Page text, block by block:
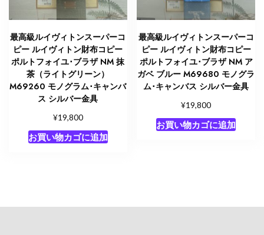
最高級ルイヴィトンスーパーコ
ピー ルイヴィトン財布コピー
ポルトフォイユ･ブラザ NM 抹
茶（ライトグリーン）
M69260 モノグラム･キャンバ
ス シルバー金具
¥19,800
お買い物カゴに追加
最高級ルイヴィトンスーパーコ
ピー ルイヴィトン財布コピー
ポルトフォイユ･ブラザ NM ア
ガベ ブルー M69680 モノグラ
ム･キャンバス シルバー金具
¥19,800
お買い物カゴに追加